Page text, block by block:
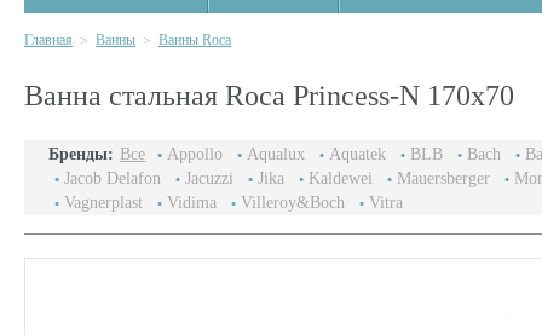
Главная > Ванны > Ванны Roca
Ванна стальная Roca Prinсess-N 170x70
Бренды: Все Appollo Aqualux Aquatek BLB Bach
Jacob Delafon
Jacuzzi Jika Kaldewei Mauersberger
Vagnerplast
Vidima Villeroy&Boch Vitra